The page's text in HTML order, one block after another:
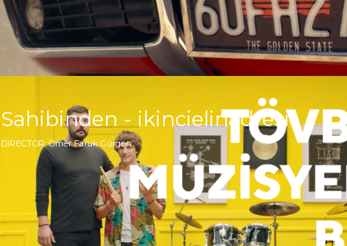
Sahibinden - ikincielinadresi
DIRECTOR: Ömer Faruk Gürgen